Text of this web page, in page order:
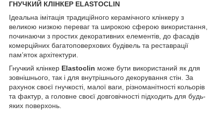
ГНУЧКИЙ КЛІНКЕР ELASTOCLIN
Ідеальна імітація традиційного керамічного клінкеру з
великою низкою переваг та широкою сферою використання,
починаючи з простих декоративних елементів, до фасадів
комерційних багатоповерхових будівель та реставрації
пам’яток архітектури.
Гнучкий клінкер Elastoclin може бути використаний як для
зовнішнього, так і для внутрішнього декорування стін. За
рахунок своєї гнучкості, малої ваги, різноманітності кольорів
та фактур, а головне своєї довговічності підходить для будь-
яких поверхонь.